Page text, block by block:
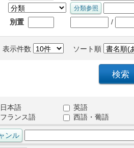
別置 /
表示件数 ソート順
日本語
英語
フランス語
西語・葡語